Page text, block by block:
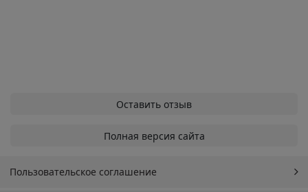
Оставить отзыв
Полная версия сайта
Пользовательское соглашение